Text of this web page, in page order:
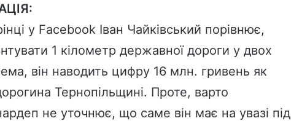
у Facebook Іван Чайківський порівнює,
1 кілометр державної дороги у двох
він наводить цифру 16 млн. гривень як
Тернопільщині. Проте, варто
не уточнює, що саме він має на увазі під